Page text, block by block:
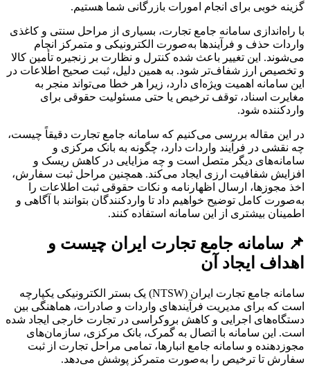
گزینه خوبی برای انجام امورات بازرگانی شما هستیم.
با راه‌اندازی سامانه جامع تجارت، بسیاری از مراحل سنتی و کاغذی
واردات حذف و فرآیندها به‌صورت الکترونیکی و متمرکز انجام
می‌شوند. این تغییر باعث شده کنترل و نظارت بر زنجیره تأمین کالا
و تخصیص ارز شفاف‌تر شود. به همین دلیل، ثبت صحیح اطلاعات در
این سامانه اهمیت ویژه‌ای دارد، زیرا هر خطا می‌تواند منجر به
مغایرت اسناد، توقف ترخیص یا حتی مسئولیت حقوقی برای
واردکننده شود.
در این مقاله بررسی می‌کنیم که سامانه جامع تجارت دقیقاً چیست،
چه نقشی در فرآیند واردات دارد، چگونه به بانک مرکزی و
سامانه‌های دیگر متصل است و چه مزایایی در کاهش ریسک و
افزایش شفافیت ارزی ایجاد می‌کند. همچنین مراحل ثبت سفارش،
اخذ مجوزها، ارسال اظهارنامه و نکات حقوقی ثبت اطلاعات را
به‌صورت کامل توضیح خواهیم داد تا واردکنندگان بتوانند با آگاهی و
اطمینان بیشتری از این سامانه استفاده کنند.
📌 سامانه جامع تجارت ایران چیست و
اهداف ایجاد آن
سامانه جامع تجارت ایران (NTSW) یک بستر الکترونیکی یکپارچه
است که برای مدیریت فرآیندهای واردات و صادرات، هماهنگی بین
دستگاه‌های اجرایی و کاهش بروکراسی در تجارت خارجی ایجاد شده
است. این سامانه با اتصال به گمرک، بانک مرکزی، سازمان‌های
مجوزدهنده و سامانه جامع انبارها، تمامی مراحل تجارت از ثبت
سفارش تا ترخیص را به‌صورت متمرکز پوشش می‌دهد.